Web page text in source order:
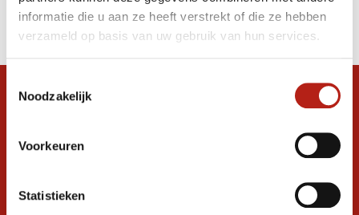
informatie die u aan ze heeft verstrekt of die ze hebben
verzameld op basis van uw gebruik van hun services.
Noodzakelijk
Voorkeuren
Statistieken
Filter
Sorteren op
Snel antwoord op je vraag?
graag verder. 24/7